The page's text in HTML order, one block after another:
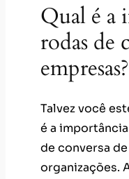
Qual é a
rodas de
empresas?
Talvez você
é a
de conversa
organizações.